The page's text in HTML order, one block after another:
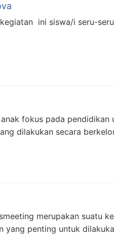
kegiatan ini siswa/i seru-
fokus pada
dilakukan secara
merupakan suatu
yang penting untuk